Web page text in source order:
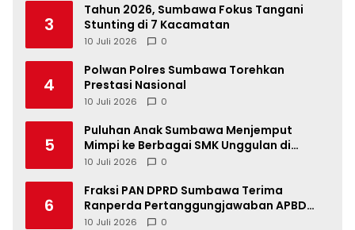
3
Tahun 2026, Sumbawa Fokus Tangani
Stunting di 7 Kacamatan
10 Juli 2026 0
4
Polwan Polres Sumbawa Torehkan
Prestasi Nasional
10 Juli 2026 0
5
Puluhan Anak Sumbawa Menjemput
Mimpi ke Berbagai SMK Unggulan di
Indonesia
10 Juli 2026 0
6
Fraksi PAN DPRD Sumbawa Terima
Ranperda Pertanggungjawaban APBD
2025, Soroti SILPA Rp201,68 Miliar dan
10 Juli 2026 0